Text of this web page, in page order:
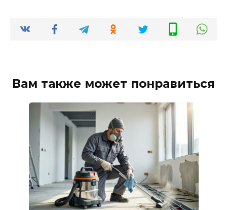
Вам также может понравиться